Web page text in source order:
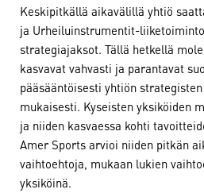
Keskipitkällä aikavälillä yhtiö
ja Urheiluinstrumentit-
strategiajaksot. Tällä hetkellä
kasvavat vahvasti ja parantavat
pääsääntöisesti yhtiön
mukaisesti. Kyseisten yksiköiden
ja niiden kasvaessa kohti
Amer Sports arvioi niiden pitkän
vaihtoehtoja, mukaan lukien
yksiköinä.